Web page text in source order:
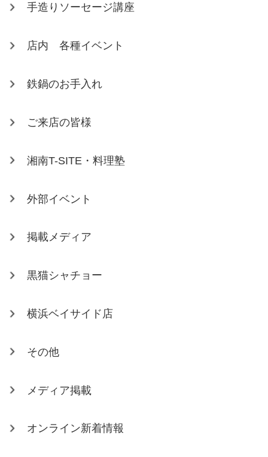
手造りソーセージ講座
店内 各種イベント
鉄鍋のお手入れ
ご来店の皆様
湘南T-SITE・料理塾
外部イベント
掲載メディア
黒猫シャチョー
横浜ベイサイド店
その他
メディア掲載
オンライン新着情報